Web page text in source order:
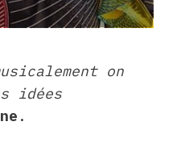
on
idées
.